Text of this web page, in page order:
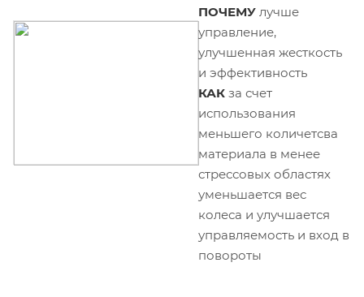
ПОЧЕМУ лучше
управление,
улучшенная жесткость
и эффективность
КАК за счет
использования
меньшего количетсва
материала в менее
стрессовых областях
уменьшается вес
колеса и улучшается
управляемость и вход в
повороты